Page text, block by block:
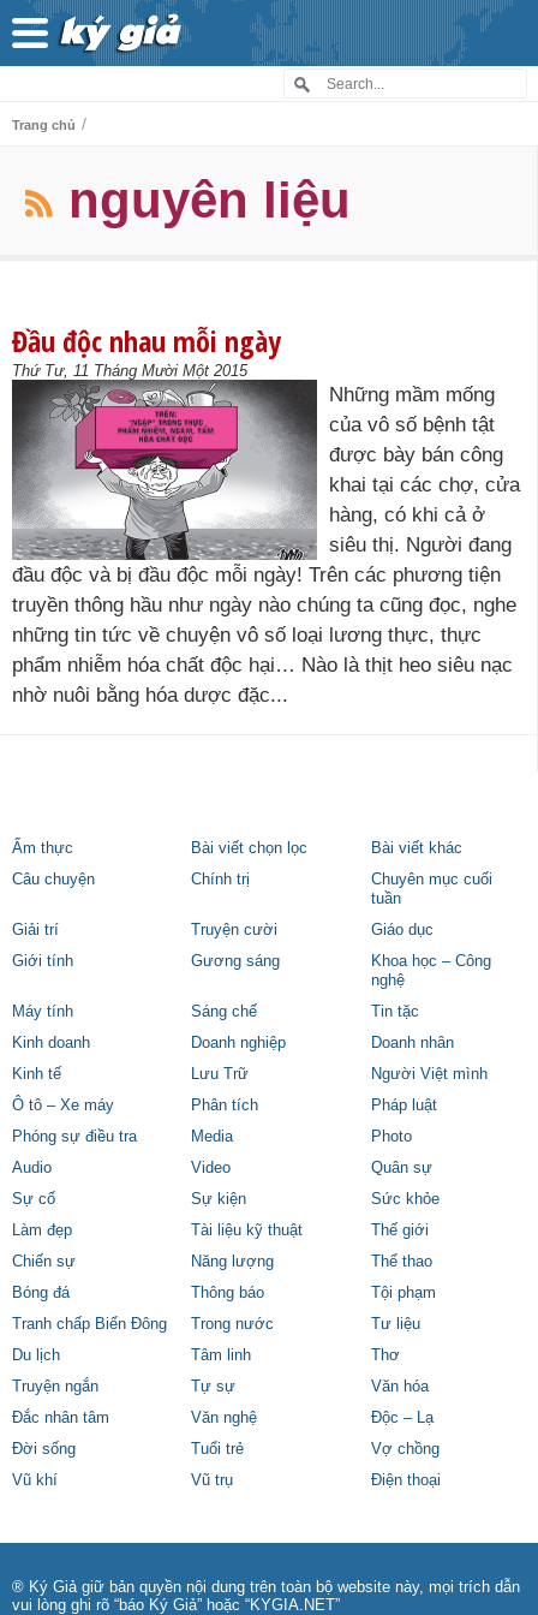
Trang chủ /
nguyên liệu
Đầu độc nhau mỗi ngày
Thứ Tư, 11 Tháng Mười Một 2015
Những mầm mống
của vô số bệnh tật
được bày bán công
khai tại các chợ, cửa
hàng, có khi cả ở
siêu thị. Người đang
đầu độc và bị đầu độc mỗi ngày! Trên các phương tiện
truyền thông hầu như ngày nào chúng ta cũng đọc, nghe
những tin tức về chuyện vô số loại lương thực, thực
phẩm nhiễm hóa chất độc hại… Nào là thịt heo siêu nạc
nhờ nuôi bằng hóa dược đặc...
Ẩm thực Bài viết chọn lọc
Bài viết khác
Câu chuyện
Chính trị
Chuyên mục cuối
tuần
Giải trí
Truyện cười
Giáo dục
Giới tính
Gương sáng
Khoa học – Công
nghệ
Máy tính
Sáng chế
Tin tặc
Kinh doanh
Doanh nghiệp
Doanh nhân
Kinh tế
Lưu Trữ
Người Việt mình
Ô tô – Xe máy
Phân tích
Pháp luật
Phóng sự điều tra
Media
Photo
Audio
Video
Quân sự
Sự cố
Sự kiện
Sức khỏe
Làm đẹp
Tài liệu kỹ thuật
Thế giới
Chiến sự
Năng lượng
Thể thao
Bóng đá
Thông báo
Tội phạm
Tranh chấp Biển Đông
Trong nước
Tư liệu
Du lịch
Tâm linh
Thơ
Truyện ngắn
Tự sự
Văn hóa
Đắc nhân tâm
Văn nghệ
Độc – Lạ
Đời sống
Tuổi trẻ
Vợ chồng
Vũ khí
Vũ trụ Điện thoại
® Ký Giả giữ bản quyền nội dung trên toàn bộ website này, mọi trích dẫn
vui lòng ghi rõ “báo Ký Giả” hoặc “KYGIA.NET”